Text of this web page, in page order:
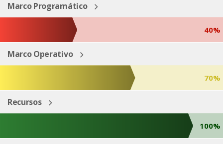
Marco Programático
40%
Marco Operativo
70%
Recursos
100%